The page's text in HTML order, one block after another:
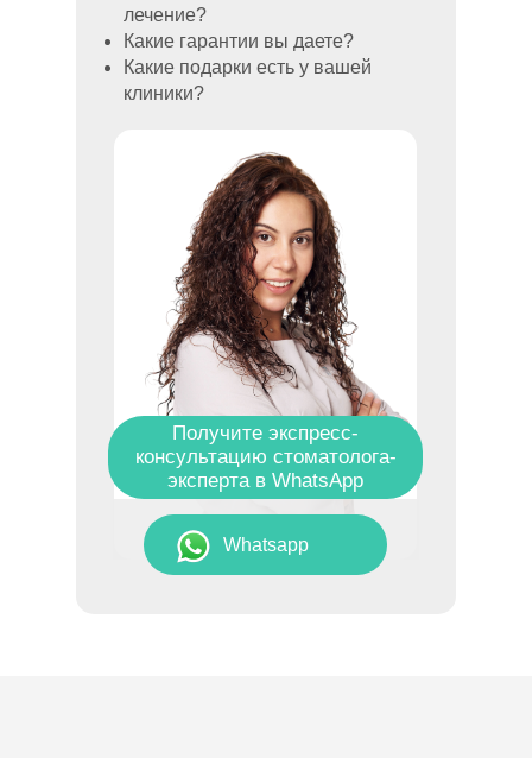
лечение?
Какие гарантии вы даете?
Какие подарки есть у вашей
клиники?
Получите экспресс-
консультацию стоматолога-
эксперта в WhatsApp
Whatsapp